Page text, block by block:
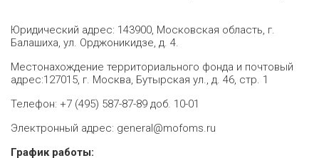
Юридический адрес: 143900, Московская область, г.
Балашиха, ул. Орджоникидзе, д. 4.
Местонахождение территориального фонда и почтовый
адрес:127015, г. Москва, Бутырская ул., д. 46, стр. 1
Телефон: +7 (495) 587-87-89 доб. 10-01
Электронный адрес: general@mofoms.ru
График работы: